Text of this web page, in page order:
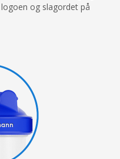
og slagordet på